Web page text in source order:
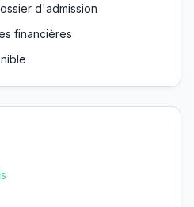
d'admission
financières